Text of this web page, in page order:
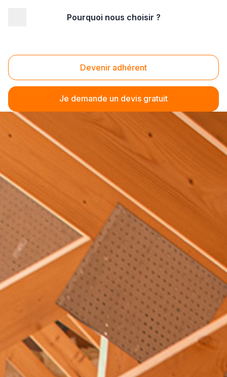
Pourquoi nous choisir ?
Devenir adhérent
Je demande un devis gratuit